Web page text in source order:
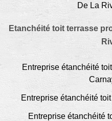
De La
Etanchéité toit terrasse
Entreprise étanchéité
Entreprise étanchéité
Entreprise étanchéité